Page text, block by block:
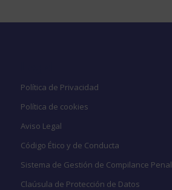
Política de Privacidad
Política de cookies
Aviso Legal
Código Ético y de Conducta
Sistema de Gestión de Compilance Penal
Claúsula de Protección de Datos